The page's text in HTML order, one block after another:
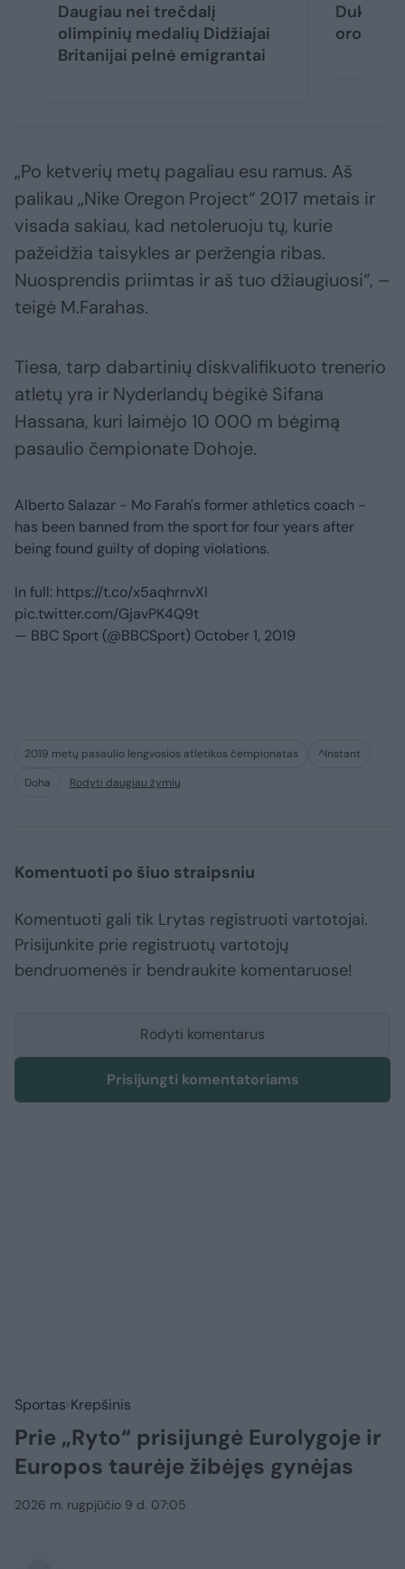
Daugiau nei trečdalį
olimpinių medalių Didžiajai
Britanijai pelnė emigrantai
Dukart
oro
„Po ketverių metų pagaliau esu ramus. Aš
palikau „Nike Oregon Project“ 2017 metais ir
visada sakiau, kad netoleruoju tų, kurie
pažeidžia taisykles ar peržengia ribas.
Nuosprendis priimtas ir aš tuo džiaugiuosi“, –
teigė M.Farahas.
Tiesa, tarp dabartinių diskvalifikuoto trenerio
atletų yra ir Nyderlandų bėgikė Sifana
Hassana, kuri laimėjo 10 000 m bėgimą
pasaulio čempionate Dohoje.
Alberto Salazar - Mo Farah's former athletics coach -
has been banned from the sport for four years after
being found guilty of doping violations.
In full: https://t.co/x5aqhrnvXl
pic.twitter.com/GjavPK4Q9t
— BBC Sport (@BBCSport) October 1, 2019
2019 metų pasaulio lengvosios atletikos čempionatas
^Instant
Doha
Rodyti daugiau žymių
Komentuoti po šiuo straipsniu
Komentuoti gali tik Lrytas registruoti vartotojai.
Prisijunkite prie registruotų vartotojų
bendruomenės ir bendraukite komentaruose!
Rodyti komentarus
Prisijungti komentatoriams
Sportas Krepšinis
Prie „Ryto“ prisijungė Eurolygoje ir
Europos taurėje žibėjęs gynėjas
2026 m. rugpjūčio 9 d. 07:05